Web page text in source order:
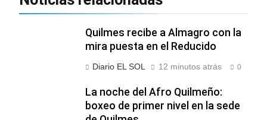
Quilmes recibe a Almagro con la
mira puesta en el Reducido
Diario EL SOL 12 minutos atrás 0
La noche del Afro Quilmeño:
boxeo de primer nivel en la sede